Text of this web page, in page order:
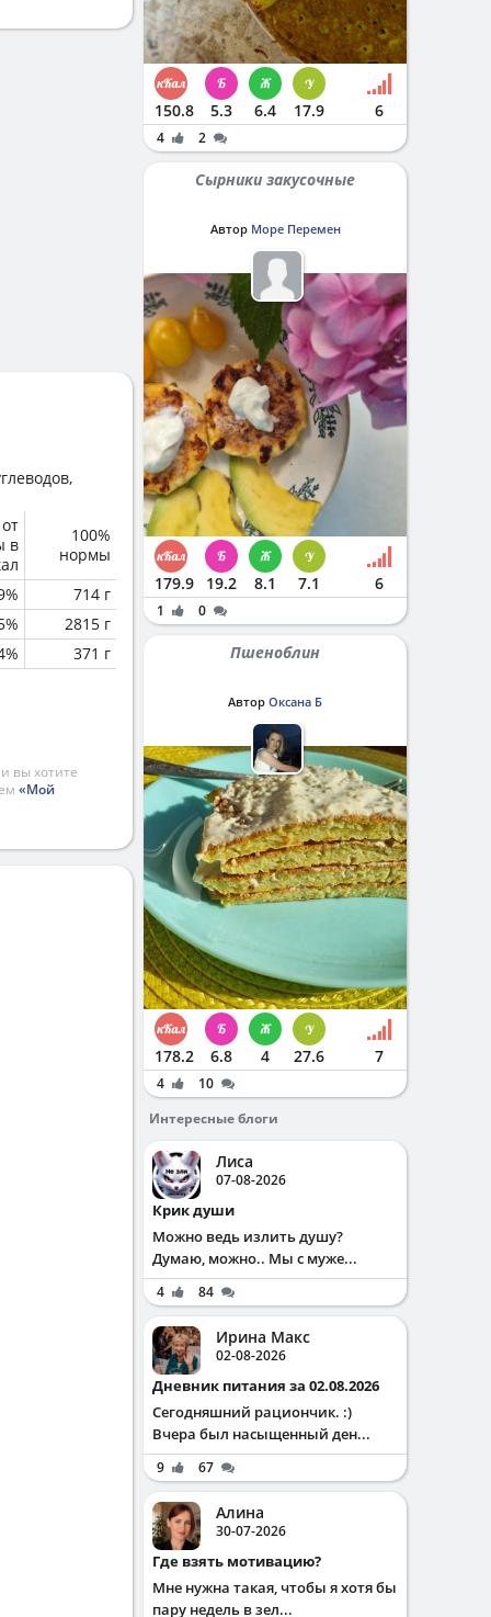
в
100%
нормы
714 г
2815 г
371 г
вы хотите
«Мой
150.8 5.3 6.4 17.9 6
4 2
Сырники закусочные
Автор Море Перемен
179.9 19.2 8.1 7.1 6
1 0
Пшеноблин
Автор Оксана Б
178.2 6.8 4 27.6 7
4
10
Интересные блоги
Лиса
07-08-2026
Крик души
Можно ведь излить душу?
Думаю, можно.. Мы с муже...
4 84
Ирина Макс
02-08-2026
Дневник питания за 02.08.2026
Сегодняшний рациончик. :)
Вчера был насыщенный ден...
9 67
Алина
30-07-2026
Где взять мотивацию?
Мне нужна такая, чтобы я хотя бы
пару недель в зел...